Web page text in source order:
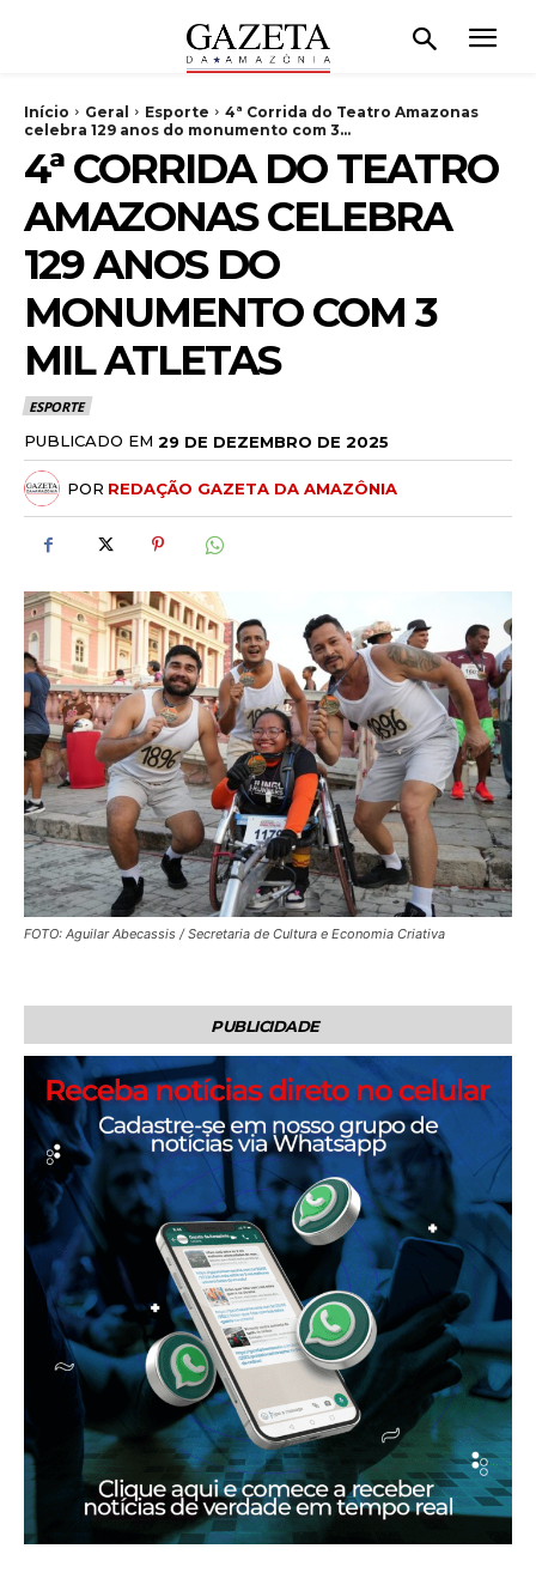
Início Geral Esporte
4ª Corrida do Teatro Amazonas
celebra 129 anos do monumento com 3...
4ª CORRIDA DO TEATRO
AMAZONAS CELEBRA
129 ANOS DO
MONUMENTO COM 3
MIL ATLETAS
ESPORTE
PUBLICADO EM 29 DE DEZEMBRO DE 2025
POR REDAÇÃO GAZETA DA AMAZÔNIA
FOTO: Aguilar Abecassis / Secretaria de Cultura e Economia Criativa
PUBLICIDADE